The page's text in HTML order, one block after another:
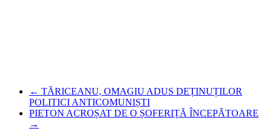
← TĂRICEANU, OMAGIU ADUS DEȚINUȚILOR
POLITICI ANTICOMUNIȘTI
PIETON ACROȘAT DE O ȘOFERIȚĂ ÎNCEPĂTOARE
→